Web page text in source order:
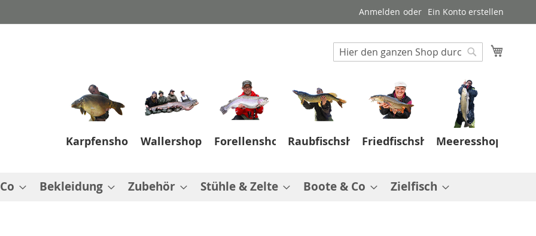
Anmelden Ein Konto erstellen
Suche
Suche
Karpfenshop Wallershop Forellenshop RaubfischshopFriedfischshopMeeresshop
Bekleidung Zubehör Stühle & Zelte Boote & Co Zielfisch